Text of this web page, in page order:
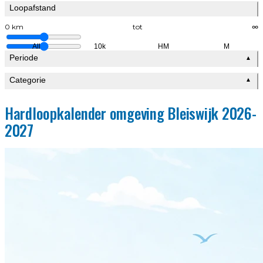
Loopafstand
0 km tot ∞
All 10k HM M
Periode ▲
Categorie ▲
Hardloopkalender omgeving Bleiswijk 2026-
2027